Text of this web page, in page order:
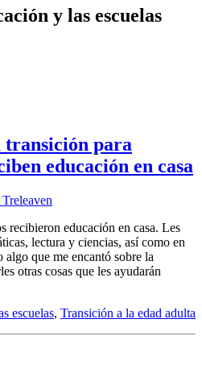
y las escuelas
transición para
educación en casa
recibieron educación en casa. Les
lectura y ciencias, así como en
algo que me encantó sobre la
otras cosas que les ayudarán
escuelas, Transición a la edad adulta